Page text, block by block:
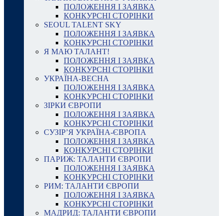
ПОЛОЖЕННЯ І ЗАЯВКА
КОНКУРСНІ СТОРІНКИ
SEOUL TALENT SKY
ПОЛОЖЕННЯ І ЗАЯВКА
КОНКУРСНІ СТОРІНКИ
Я МАЮ ТАЛАНТ!
ПОЛОЖЕННЯ І ЗАЯВКА
КОНКУРСНІ СТОРІНКИ
УКРАЇНА-ВЕСНА
ПОЛОЖЕННЯ І ЗАЯВКА
КОНКУРСНІ СТОРІНКИ
ЗІРКИ ЄВРОПИ
ПОЛОЖЕННЯ І ЗАЯВКА
КОНКУРСНІ СТОРІНКИ
СУЗІР’Я УКРАЇНА-ЄВРОПА
ПОЛОЖЕННЯ І ЗАЯВКА
КОНКУРСНІ СТОРІНКИ
ПАРИЖ: ТАЛАНТИ ЄВРОПИ
ПОЛОЖЕННЯ І ЗАЯВКА
КОНКУРСНІ СТОРІНКИ
РИМ: ТАЛАНТИ ЄВРОПИ
ПОЛОЖЕННЯ І ЗАЯВКА
КОНКУРСНІ СТОРІНКИ
МАДРИД: ТАЛАНТИ ЄВРОПИ